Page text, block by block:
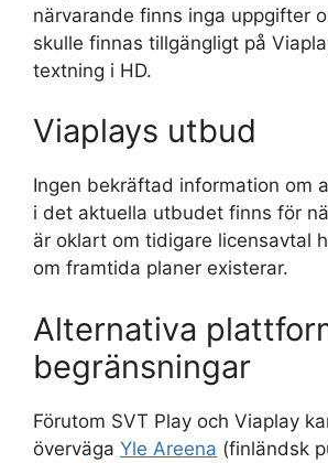
närvarande finns inga uppgifter
skulle finnas tillgängligt på
textning i HD.
Viaplays utbud
Ingen bekräftad information om
i det aktuella utbudet finns för
är oklart om tidigare licensavtal
om framtida planer existerar.
Alternativa
begränsningar
Förutom SVT Play och Viaplay
överväga Yle Areena (finländsk